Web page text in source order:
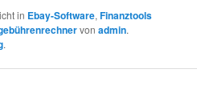
in Ebay-Software,Finanztools
vonadmin.
.